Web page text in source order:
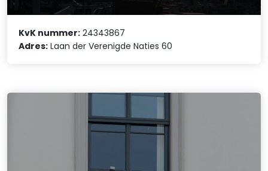
KvK nummer: 24343867
Adres: Laan der Verenigde Naties 60